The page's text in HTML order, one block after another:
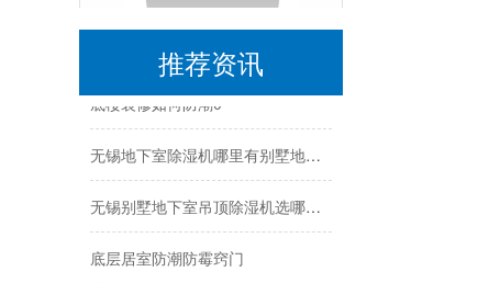
ASM-600单机转轮除湿机
推荐资讯
底楼装修如何防潮0
底层居室防潮防霉窍门